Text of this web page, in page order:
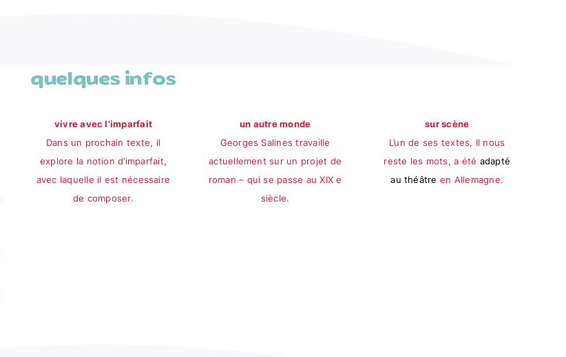
quelques infos
vivre avec l’imparfait
Dans un prochain texte, il
explore la notion d’imparfait,
avec laquelle il est nécessaire
de composer.
un autre monde
Georges Salines travaille
actuellement sur un projet de
roman – qui se passe au XIX e
siècle.
sur scène
L’un de ses textes, Il nous
reste les mots, a été adapté
au théâtre en Allemagne.